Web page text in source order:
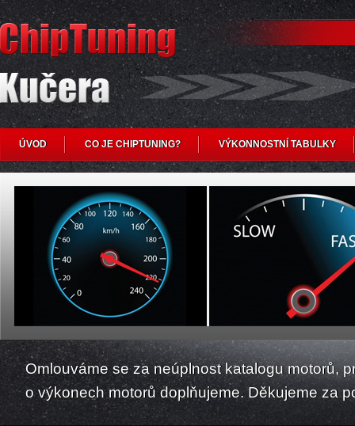
ÚVOD CO JE CHIPTUNING? VÝKONNOSTNÍ TABULKY
Omlouváme se za neúplnost katalogu motorů,
o výkonech motorů doplňujeme. Děkujeme za